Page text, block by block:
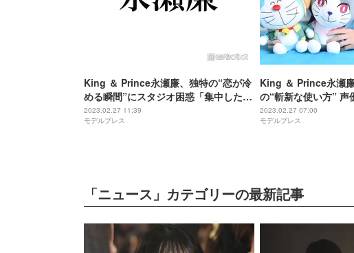
King ＆ Prince永瀬廉、独特の“恋が冷
める瞬間”にスタジオ困惑「集中したい
のに」
2023.02.27 11:39
モデルプレス
King ＆ Prince永瀬
の“斬新な使い方” 声
演「将来の子供に自
画ドラえもん のび太
2023.02.27 07:00
モデルプレス
「ニュース」カテゴリーの最新記事